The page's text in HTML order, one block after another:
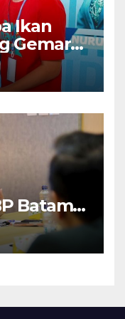
Ikan
Gemar
Batam